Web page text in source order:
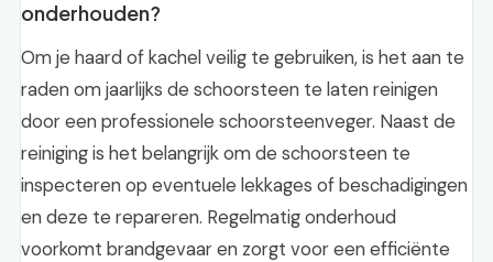
onderhouden?
Om je haard of kachel veilig te gebruiken, is het aan te
raden om jaarlijks de schoorsteen te laten reinigen
door een professionele schoorsteenveger. Naast de
reiniging is het belangrijk om de schoorsteen te
inspecteren op eventuele lekkages of beschadigingen
en deze te repareren. Regelmatig onderhoud
voorkomt brandgevaar en zorgt voor een efficiënte